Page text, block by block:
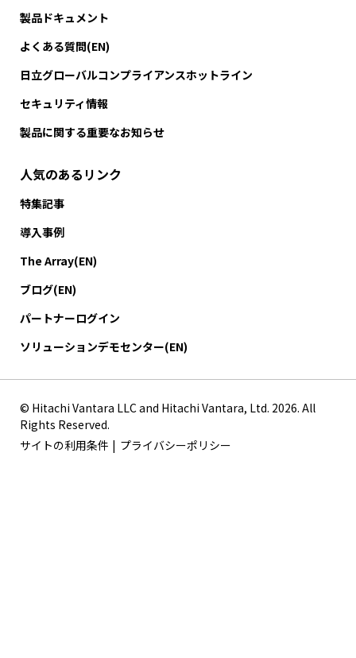
製品ドキュメント
よくある質問(EN)
日立グローバルコンプライアンスホットライン
セキュリティ情報
製品に関する重要なお知らせ
人気のあるリンク
特集記事
導入事例
The Array(EN)
ブログ(EN)
パートナーログイン
ソリューションデモセンター(EN)
© Hitachi Vantara LLC and Hitachi Vantara, Ltd. 2026. All
Rights Reserved.
サイトの利用条件
プライバシーポリシー